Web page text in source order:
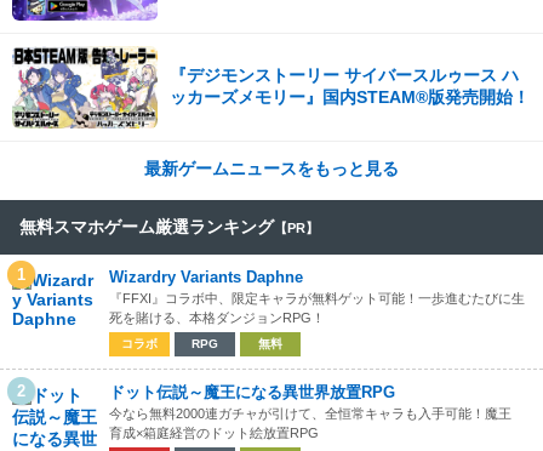
『デジモンストーリー サイバースルゥース ハ
ッカーズメモリー』国内STEAM®版発売開始！
最新ゲームニュースをもっと見る
無料スマホゲーム厳選ランキング 【PR】
1 Wizardry Variants Daphne
『FFXI』コラボ中、限定キャラが無料ゲット可能！一歩進むたびに生
死を賭ける、本格ダンジョンRPG！
コラボ RPG 無料
2 ドット伝説～魔王になる異世界放置RPG
今なら無料2000連ガチャが引けて、全恒常キャラも入手可能！魔王
育成×箱庭経営のドット絵放置RPG